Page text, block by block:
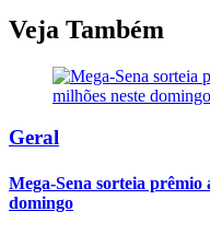
Veja Também
Geral
Mega-Sena sorteia prêmio
domingo